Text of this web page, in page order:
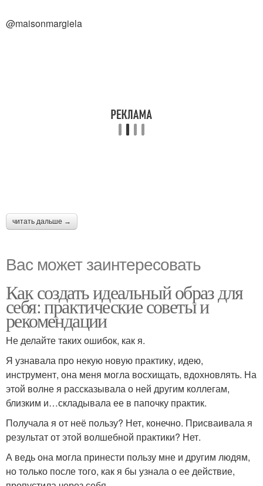
@maisonmargiela
читать дальше →
Вас может заинтересовать
Как создать идеальный образ для
себя: практические советы и
рекомендации
Не делайте таких ошибок, как я.
Я узнавала про некую новую практику, идею,
инструмент, она меня могла восхищать, вдохновлять. На
этой волне я рассказывала о ней другим коллегам,
близким и…складывала ее в папочку практик.
Получала я от неё пользу? Нет, конечно. Присваивала я
результат от этой волшебной практики? Нет.
А ведь она могла принести пользу мне и другим людям,
но только после того, как я бы узнала о ее действие,